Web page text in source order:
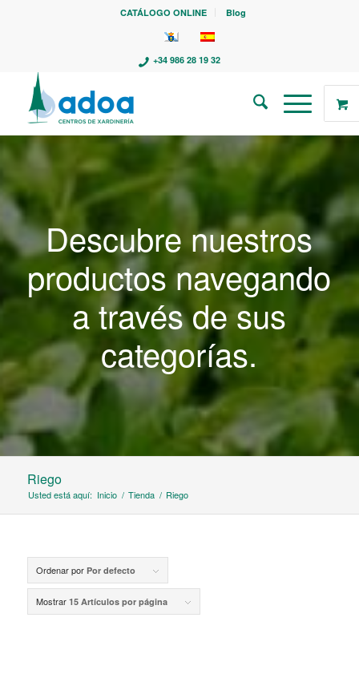
CATÁLOGO ONLINE Blog
+34 986 28 19 32
Descubre nuestros
productos navegando
a través de sus
categorías.
Riego
Usted está aquí: Inicio / Tienda / Riego
Ordenar por Por defecto
Mostrar 15 Artículos por página